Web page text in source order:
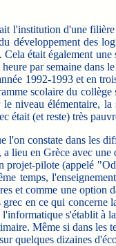
d'une filière
développement des
était également
par semaine dans
1992-1993 et en
scolaire du
niveau élémentaire,
était (et reste) très
constate dans les
lieu en Grèce avec
projet-pilote (appelé
temps,
et comme une
en ce qui
s'établit à
Même si dans les
quelques dizaines